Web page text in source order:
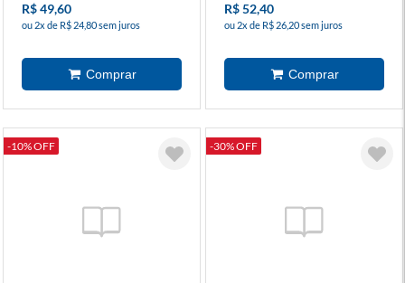
R$ 49,60
ou 2x de R$ 24,80 sem juros
R$ 52,40
ou 2x de R$ 26,20 sem juros
-10% OFF -30% OFF